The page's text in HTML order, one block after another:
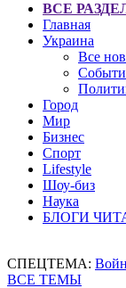
ВСЕ
Главная
Украина
Все
Город
Мир
Бизнес
Спорт
Lifestyle
Шоу-биз
Наука
БЛОГИ
СПЕЦТЕМА:
ВСЕ ТЕМЫ